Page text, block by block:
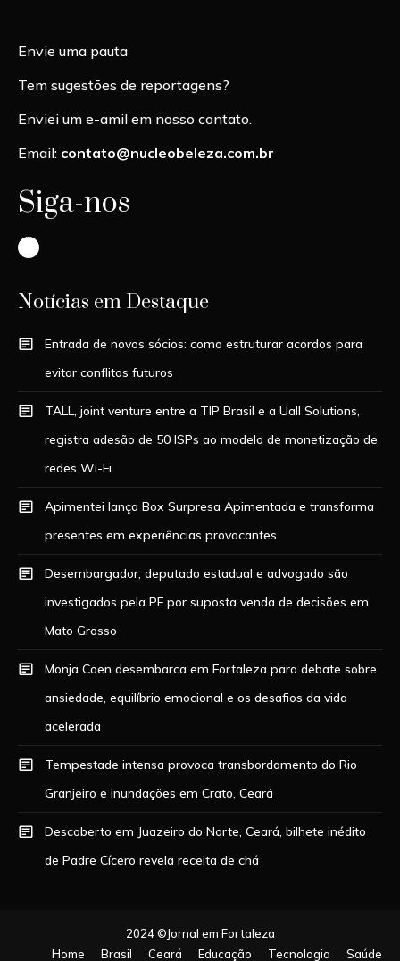
Envie uma pauta
Tem sugestões de reportagens?
Enviei um e-amil em nosso contato.
Email: contato@nucleobeleza.com.br
Siga-nos
Instagram
Notícias em Destaque
Entrada de novos sócios: como estruturar acordos para
evitar conflitos futuros
TALL, joint venture entre a TIP Brasil e a Uall Solutions,
registra adesão de 50 ISPs ao modelo de monetização de
redes Wi-Fi
Apimentei lança Box Surpresa Apimentada e transforma
presentes em experiências provocantes
Desembargador, deputado estadual e advogado são
investigados pela PF por suposta venda de decisões em
Mato Grosso
Monja Coen desembarca em Fortaleza para debate sobre
ansiedade, equilíbrio emocional e os desafios da vida
acelerada
Tempestade intensa provoca transbordamento do Rio
Granjeiro e inundações em Crato, Ceará
Descoberto em Juazeiro do Norte, Ceará, bilhete inédito
de Padre Cícero revela receita de chá
2024 ©Jornal em Fortaleza
Home
Brasil Ceará Educação Tecnologia Saúde